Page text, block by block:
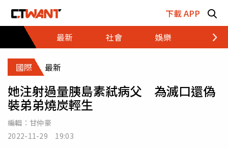
下載 APP
最新
社會 娛樂 財經
國際 最新
她注射過量胰島素弒病父 為滅口還偽
裝弟弟燒炭輕生
編輯： 甘仲豪
2022-11-29 19:03